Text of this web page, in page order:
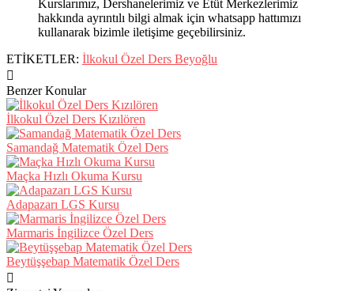
Kurslarımız, Dershanelerimiz ve Etüt Merkezlerimiz
hakkında ayrıntılı bilgi almak için whatsapp hattımızı
kullanarak bizimle iletişime geçebilirsiniz.
ETİKETLER: İlkokul Özel Ders Beyoğlu
Benzer Konular
İlkokul Özel Ders Kızılören
Samandağ Matematik Özel Ders
Maçka Hızlı Okuma Kursu
Adapazarı LGS Kursu
Marmaris İngilizce Özel Ders
Beytüşşebap Matematik Özel Ders